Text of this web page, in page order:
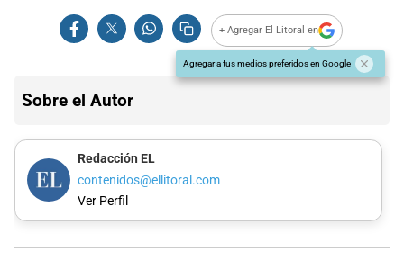
+ Agregar El Litoral en
Agregar a tus medios preferidos en Google
Sobre el Autor
Redacción EL
contenidos@ellitoral.com
Ver Perfil